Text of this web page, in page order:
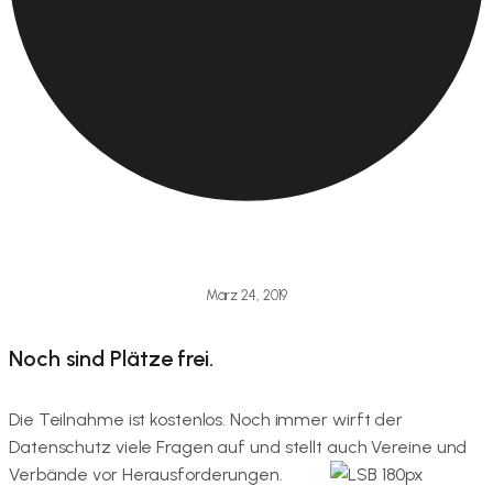
März 24, 2019
Noch sind Plätze frei.
Die Teilnahme ist kostenlos. Noch immer wirft der
Datenschutz viele Fragen auf und stellt auch Vereine und
Verbände vor Herausforderungen.